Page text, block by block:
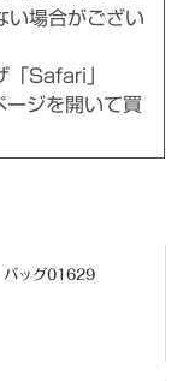
い場合がござい
「Safari」
ジを開いて買
バッグ01629